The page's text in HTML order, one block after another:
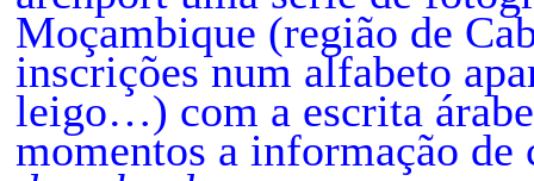
Moçambique (região de
inscrições num alfabeto
leigo…) com a escrita
momentos a informação de